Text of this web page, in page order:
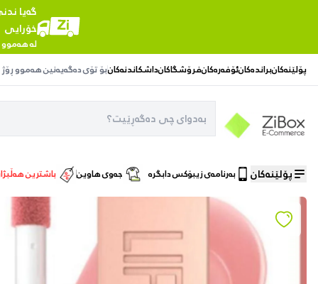
گەیا
خۆرایی
لە
پۆلێنەکانبراندەکانئۆفەرەکانفرۆشگاکانداشکاندنەکانبۆ تۆی دەگەیەنینهەموو ڕۆژ
پۆلێنەکان بەرنامەی زیبۆکس دابگرە جەوی هاوین باشترین ماڵەوە/جوانکاری پێست/
Maybelline New York Lifter Gloss - 006 Reef